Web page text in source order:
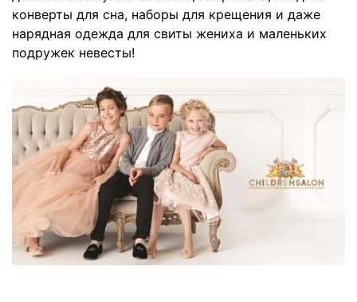
конверты для сна, наборы для крещения и даже
нарядная одежда для свиты жениха и маленьких
подружек невесты!